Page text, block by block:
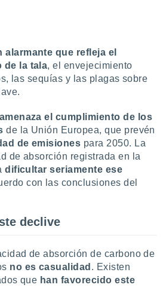
que refleja el
de la tala, el envejecimiento
las sequías y las plagas sobre
amenaza el cumplimiento de los
de la Unión Europea, que prevén
de emisiones para 2050. La
de absorción registrada en la
dificultar seriamente ese
con las conclusiones del
declive
de absorción de carbono de
no es casualidad . Existen
que han favorecido este